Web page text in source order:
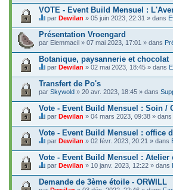
o
n
i
e
n
t
u
n
s
o
n
d
a
g
e
j
e
o
n
t
i
e
n
t
u
n
o
n
d
a
g
e
e
s
u
j
e
t
o
n
i
e
n
t
u
n
s
o
n
d
a
g
e
VOTE - Event Build Mensuel :
C
e
s
u
j
e
o
n
t
i
e
n
t
u
n
s
o
n
d
a
g
par Dewilan » 05 juin 2023, 22:31 » dans
Présentation Vroengard
par Elemmacil » 07 mai 2023, 17:01 » dans
Botanique, paysannerie et chocolat
C
e
s
u
j
e
o
n
i
e
n
t
u
n
par Dewilan » 02 mai 2023, 18:45 » dans
Transfert de Po's
par Skywold » 20 avr. 2023, 18:45 » dans
Vote - Event Build Mensuel : Soin /
C
e
s
u
j
e
o
n
par Dewilan » 04 mars 2023, 09:38 » dans
Vote - Event Build Mensuel : office
C
s
u
j
e
par Dewilan » 02 févr. 2023, 20:21 » dans
Vote - Event Build Mensuel : Atelier
C
e
s
par Dewilan » 10 janv. 2023, 12:22 » dans
Demande de 3ème étoile - ORWILL